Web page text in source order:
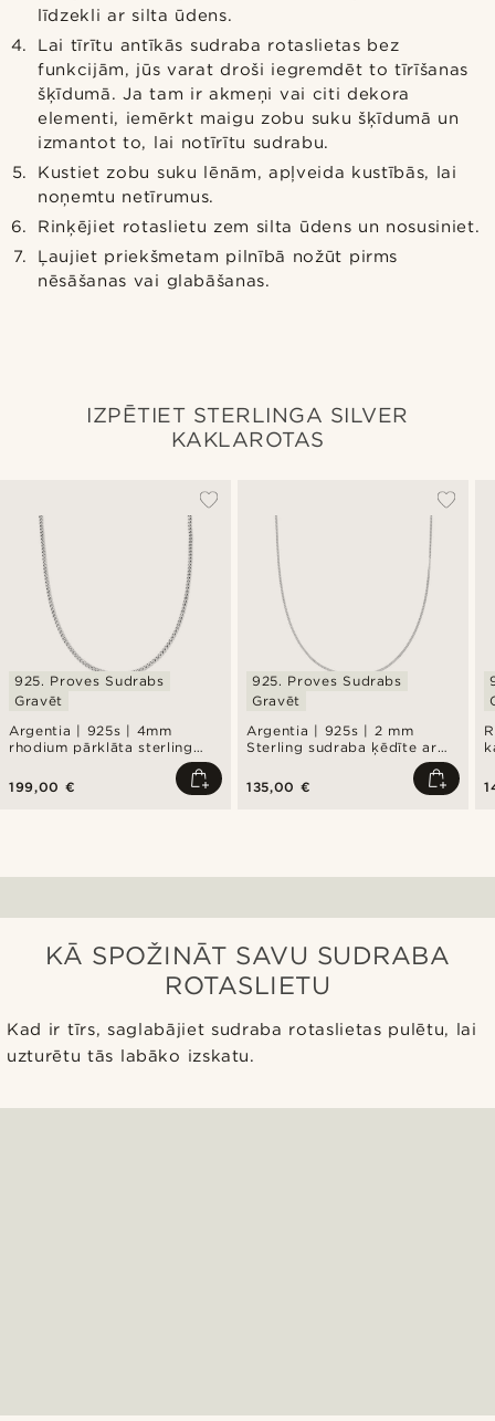
līdzekli ar silta ūdens.
Lai tīrītu antīkās sudraba rotaslietas bez
funkcijām, jūs varat droši iegremdēt to tīrīšanas
šķīdumā. Ja tam ir akmeņi vai citi dekora
elementi, iemērkt maigu zobu suku šķīdumā un
izmantot to, lai notīrītu sudrabu.
Kustiet zobu suku lēnām, apļveida kustībās, lai
noņemtu netīrumus.
Rinķējiet rotaslietu zem silta ūdens un nosusiniet.
Ļaujiet priekšmetam pilnībā nožūt pirms
nēsāšanas vai glabāšanas.
IZPĒTIET STERLINGA SILVER
KAKLAROTAS
Argentia | 925s | 4mm
rhodium pārklāta sterling
sudraba ķēdes kaklarota
925. Proves Sudrabs
Gravēt
199,00 €
Argentia | 925s | 2 mm
Sterling sudraba ķēdīte ar
925. Proves Sudrabs
Gravēt
135,00 €
KĀ SPOŽINĀT SAVU SUDRABA
ROTASLIETU
Kad ir tīrs, saglabājiet sudraba rotaslietas pulētu, lai
uzturētu tās labāko izskatu.